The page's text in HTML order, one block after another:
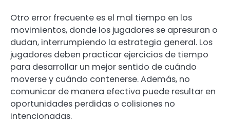
Otro error frecuente es el mal tiempo en los
movimientos, donde los jugadores se apresuran o
dudan, interrumpiendo la estrategia general. Los
jugadores deben practicar ejercicios de tiempo
para desarrollar un mejor sentido de cuándo
moverse y cuándo contenerse. Además, no
comunicar de manera efectiva puede resultar en
oportunidades perdidas o colisiones no
intencionadas.